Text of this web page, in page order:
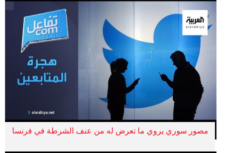
مصور سوري يروي ما تعرض له من عنف الشرطة في فرنسا